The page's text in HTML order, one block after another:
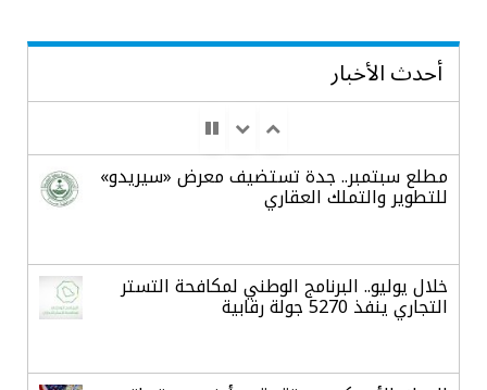
أحدث الأخبار
مطلع سبتمبر.. جدة تستضيف معرض «سيريدو»
للتطوير والتملك العقاري
خلال يوليو.. البرنامج الوطني لمكافحة التستر
التجاري ينفذ 5270 جولة رقابية